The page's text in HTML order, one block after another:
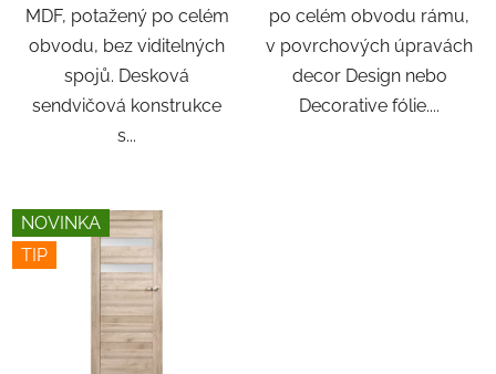
MDF, potažený po celém
obvodu, bez viditelných
spojů. Desková
sendvičová konstrukce
s...
po celém obvodu rámu,
v povrchových úpravách
decor Design nebo
Decorative fólie....
NOVINKA
TIP